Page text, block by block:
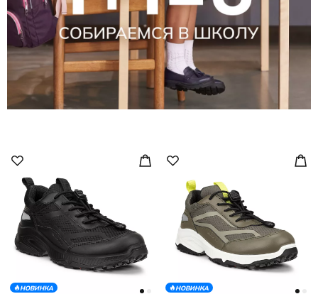
НОВИНКА НОВИНКА